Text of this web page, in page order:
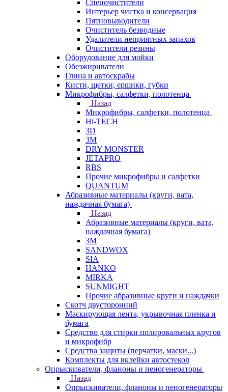
Спецочистители
Интерьер чистка и консервация
Пятновыводители
Очиститель безводные
Удалители неприятных запахов
Очистители резины
Оборудование для мойки
Обезжириватели
Глина и автоскрабы
Кисти, щетки, ершики, губки
Микрофибры, салфетки, полотенца
Назад
Микрофибры, салфетки, полотенца
Hi-TECH
3D
3М
DRY MONSTER
JETAPRO
RBS
Прочие микрофибры и салфетки
QUANTUM
Абразивные материалы (круги, вата,
наждачная бумага)
Назад
Абразивные материалы (круги, вата,
наждачная бумага)
3М
SANDWOX
SIA
HANKO
MIRKA
SUNMIGHT
Прочие абразивные круги и наждачки
Скотч двусторонний
Маскирующая лента, укрывочная пленка и
бумага
Средство для стирки полировальных кругов
и микрофибр
Средства защиты (перчатки, маски...)
Комплекты для вклейки автостекол
Опрыскиватели, фланоны и пеногенераторы
Назад
Опрыскиватели, фланоны и пеногенераторы